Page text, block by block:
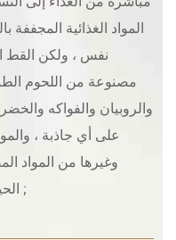
المواد الغذائية المجففة
نفس ، ولكن القط
مصنوعة من اللحوم
والروبيان والفواكه
على أي جاذبة ،
وغيرها من المواد
الحيوانات الأليفة و نبسب نبسب ;